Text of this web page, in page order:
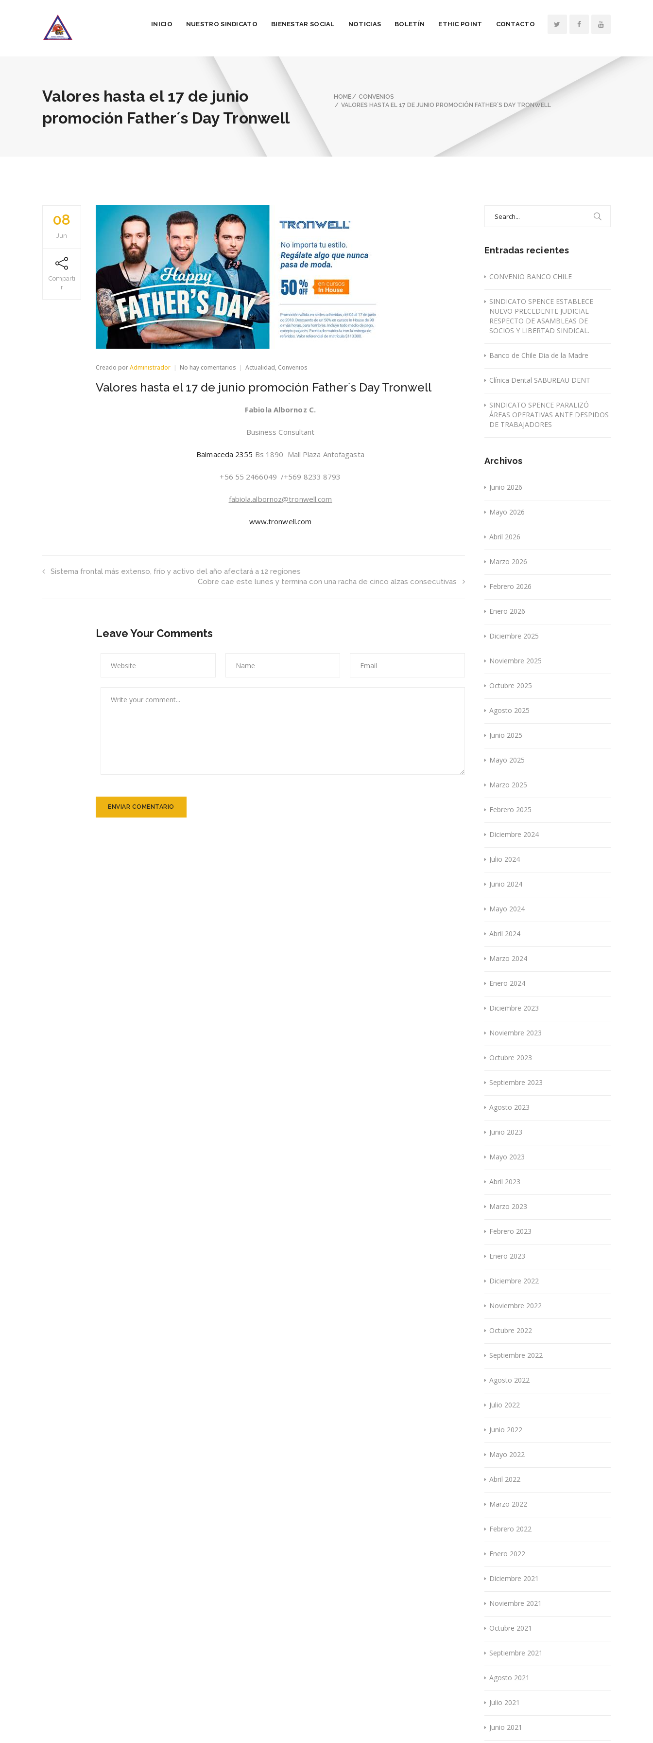
INICIO NUESTRO SINDICATO BIENESTAR SOCIAL NOTICIAS BOLETÍN ETHIC POINT CONTACTO
Valores hasta el 17 de junio
promoción Father´s Day Tronwell
HOME
CONVENIOS
VALORES HASTA EL 17 DE JUNIO PROMOCIÓN FATHER´S DAY TRONWELL
08
Jun
Comparti
r
Creado porAdministrador No hay comentarios en
hasta
el
Father
Tronwell
Actualidad, Convenios
Valores hasta el 17 de junio promoción Father´s Day Tronwell
Fabiola Albornoz C.
Business Consultant
Balmaceda 2355 Bs 1890 Mall Plaza Antofagasta
+56 55 2466049 /+569 8233 8793
fabiola.albornoz@tronwell.com
www.tronwell.com
Sistema frontal más extenso, frío y activo del año afectará a 12 regiones
Cobre cae este lunes y termina con una racha de cinco alzas consecutivas
Leave Your Comments
Entradas recientes
CONVENIO BANCO CHILE
SINDICATO SPENCE ESTABLECE
NUEVO PRECEDENTE JUDICIAL
RESPECTO DE ASAMBLEAS DE
SOCIOS Y LIBERTAD SINDICAL.
Banco de Chile Dia de la Madre
Clínica Dental SABUREAU DENT
SINDICATO SPENCE PARALIZÓ
ÁREAS OPERATIVAS ANTE DESPIDOS
DE TRABAJADORES
Archivos
Junio 2026
Mayo 2026
Abril 2026
Marzo 2026
Febrero 2026
Enero 2026
Diciembre 2025
Noviembre 2025
Octubre 2025
Agosto 2025
Junio 2025
Mayo 2025
Marzo 2025
Febrero 2025
Diciembre 2024
Julio 2024
Junio 2024
Mayo 2024
Abril 2024
Marzo 2024
Enero 2024
Diciembre 2023
Noviembre 2023
Octubre 2023
Septiembre 2023
Agosto 2023
Junio 2023
Mayo 2023
Abril 2023
Marzo 2023
Febrero 2023
Enero 2023
Diciembre 2022
Noviembre 2022
Octubre 2022
Septiembre 2022
Agosto 2022
Julio 2022
Junio 2022
Mayo 2022
Abril 2022
Marzo 2022
Febrero 2022
Enero 2022
Diciembre 2021
Noviembre 2021
Octubre 2021
Septiembre 2021
Agosto 2021
Julio 2021
Junio 2021